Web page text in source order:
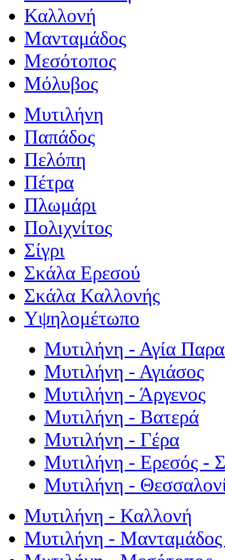
Καλλονή
Μανταμάδος
Μεσότοπος
Μόλυβος
Μυτιλήνη
Παπάδος
Πελόπη
Πέτρα
Πλωμάρι
Πολιχνίτος
Σίγρι
Σκάλα Ερεσού
Σκάλα Καλλονής
Υψηλομέτωπο
Μυτιλήνη - Αγία
Μυτιλήνη - Αγιάσος
Μυτιλήνη - Άργενος
Μυτιλήνη - Βατερά
Μυτιλήνη - Γέρα
Μυτιλήνη - Ερεσός -
Μυτιλήνη -
Μυτιλήνη - Καλλονή
Μυτιλήνη - Μανταμάδος